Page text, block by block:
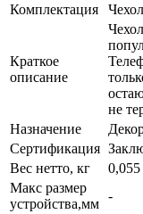
Комплектация
Краткое
описание
не
Назначение
Сертификация
Вес нетто, кг
0,055
Макс размер
устройства,мм
-